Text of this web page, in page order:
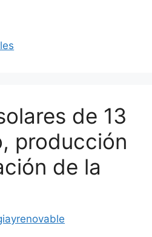
de 13
producción
de la